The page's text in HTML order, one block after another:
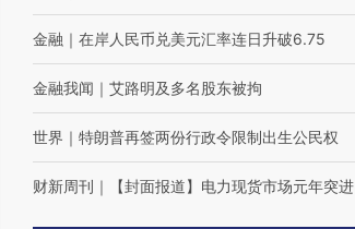
金融 ｜ 在岸人民币兑美元汇率连日升破6.75
金融我闻 ｜ 艾路明及多名股东被拘
世界 ｜ 特朗普再签两份行政令限制出生公民权
财新周刊 ｜ 【封面报道】电力现货市场元年突进